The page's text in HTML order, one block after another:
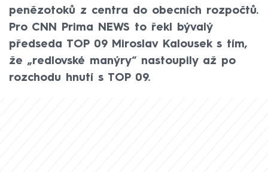
penězotoků z centra do obecních rozpočtů.
Pro CNN Prima NEWS to řekl bývalý
předseda TOP 09 Miroslav Kalousek s tím,
že „redlovské manýry“ nastoupily až po
rozchodu hnutí s TOP 09.